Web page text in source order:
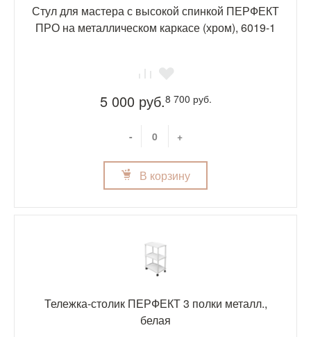
Стул для мастера с высокой спинкой ПЕРФЕКТ
ПРО на металлическом каркасе (хром), 6019-1
5 000 руб.8 700 руб.
- +
В корзину
Тележка-столик ПЕРФЕКТ 3 полки металл.,
белая